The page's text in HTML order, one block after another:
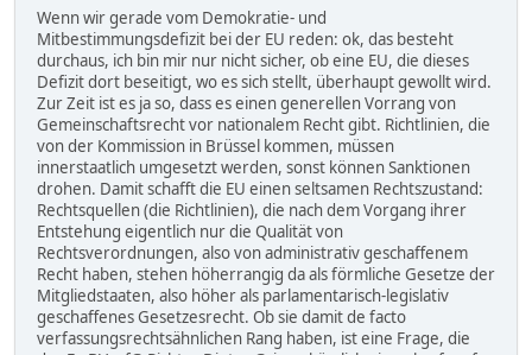
Wenn wir gerade vom Demokratie- und
Mitbestimmungsdefizit bei der EU reden: ok, das besteht
durchaus, ich bin mir nur nicht sicher, ob eine EU, die dieses
Defizit dort beseitigt, wo es sich stellt, überhaupt gewollt wird.
Zur Zeit ist es ja so, dass es einen generellen Vorrang von
Gemeinschaftsrecht vor nationalem Recht gibt. Richtlinien, die
von der Kommission in Brüssel kommen, müssen
innerstaatlich umgesetzt werden, sonst können Sanktionen
drohen. Damit schafft die EU einen seltsamen Rechtszustand:
Rechtsquellen (die Richtlinien), die nach dem Vorgang ihrer
Entstehung eigentlich nur die Qualität von
Rechtsverordnungen, also von administrativ geschaffenem
Recht haben, stehen höherrangig da als förmliche Gesetze der
Mitgliedstaaten, also höher als parlamentarisch-legislativ
geschaffenes Gesetzesrecht. Ob sie damit de facto
verfassungsrechtsähnlichen Rang haben, ist eine Frage, die